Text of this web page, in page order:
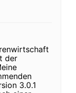
der
3.0.1